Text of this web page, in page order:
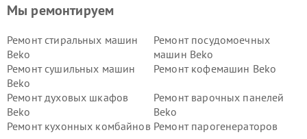
Мы ремонтируем
Ремонт стиральных машин
Beko
Ремонт посудомоечных
машин Beko
Ремонт сушильных машин
Beko
Ремонт кофемашин Beko
Ремонт духовых шкафов
Beko
Ремонт варочных панелей
Beko
Ремонт кухонных комбайнов Ремонт парогенераторов